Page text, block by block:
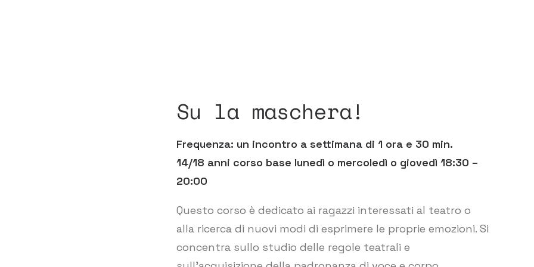
Su la maschera!
Frequenza: un incontro a settimana di 1 ora e 30 min.
14/18 anni corso base lunedì o mercoledì o giovedì 18:30 –
20:00
Questo corso è dedicato ai ragazzi interessati al teatro o
alla ricerca di nuovi modi di esprimere le proprie emozioni. Si
concentra sullo studio delle regole teatrali e